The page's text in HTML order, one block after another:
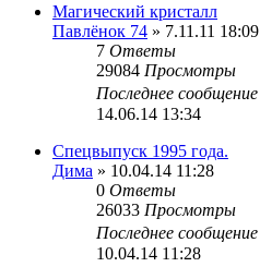
Магический кристалл
Павлёнок 74 » 7.11.11 18:09
7 Ответы
29084 Просмотры
Последнее сообщение
14.06.14 13:34
Спецвыпуск 1995 года.
Дима » 10.04.14 11:28
0 Ответы
26033 Просмотры
Последнее сообщение
10.04.14 11:28